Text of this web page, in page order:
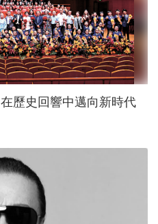
中國交響樂團慶賀70周年 在歷史回響中邁向新時代